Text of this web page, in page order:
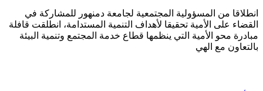
انطلاقا من المسؤولية المجتمعية لجامعة دمنهور للمشاركة في
القضاء على الأمية تحقيقا لأهداف التنمية المستدامة، انطلقت قافلة
مبادرة محو الأمية التي ينظمها قطاع خدمة المجتمع وتنمية البيئة
بالتعاون مع الهي